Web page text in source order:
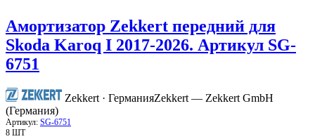
Амортизатор Zekkert передний для
Skoda Karoq I 2017-2026. Артикул SG-
6751
Zekkert · ГерманияZekkert — Zekkert GmbH
(Германия)
Артикул: SG-6751
8 ШТ